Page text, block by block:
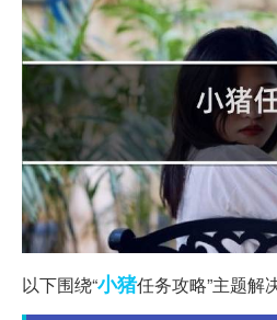
以下围绕“小猪任务攻略”主题解